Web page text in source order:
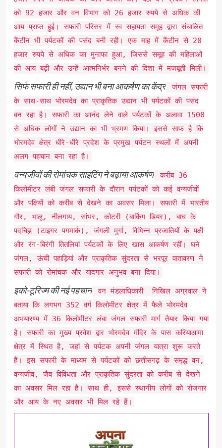
को 92 हजार और वन विभाग को 26 हजार रुपये से अधिक की
आय प्राप्त हुई। सफारी परिसर में स्व-सहायता समूह द्वारा संचालित
कैंटीन भी पर्यटकों की पसंद बनी रही। एक माह में कैंटीन से 20
हजार रुपये से अधिक का मुनाफा हुआ, जिससे समूह की महिलाओं
की आय बढ़ी और उन्हें आत्मनिर्भर बनने की दिशा में मजबूती मिली।
सिर्फ सफारी ही नहीं, उद्यान भी बना आकर्षण का केंद्र
जंगल सफारी
के साथ-साथ भोरमदेव का प्राकृतिक उद्यान भी पर्यटकों की पसंद
बन रहा है। सफारी का आनंद लेने वाले पर्यटकों के अलावा 1500
से अधिक लोगों ने उद्यान का भी भ्रमण किया। इससे साफ है कि
भोरमदेव क्षेत्र धीरे-धीरे प्रदेश के प्रमुख पर्यटन स्थलों में अपनी
अलग पहचान बना रहा है।
वन्यजीवों की रोमांचक साइटिंग ने बढ़ाया आकर्षण
करीब 36
किलोमीटर लंबी जंगल सफारी के दौरान पर्यटकों को कई वन्यजीवों
और पक्षियों को करीब से देखने का अवसर मिला। सफारी में भारतीय
गौर, भालू, नीलगाय, सांभर, कोटरी (बार्किंग डियर), बाघ के
पदचिह्न (टाइगर पगमार्क), जंगली मुर्गा, विभिन्न प्रजातियों के पक्षी
और रंग-बिरंगी तितलियां पर्यटकों के लिए खास आकर्षण रहीं। घने
जंगल, ऊंची पहाड़ियां और प्राकृतिक सुंदरता से भरपूर वातावरण ने
सफारी को रोमांचक और यादगार अनुभव बना दिया।
इको-टूरिज्म की नई पहचान
वन मंडलाधिकारी निखिल अग्रवाल ने
बताया कि लगभग 352 वर्ग किलोमीटर क्षेत्र में फैले भोरमदेव
अभयारण्य में 36 किलोमीटर लंबा जंगल सफारी मार्ग तैयार किया गया
है। सफारी का मुख्य प्रवेश द्वार भोरमदेव मंदिर के पास करियाआमा
क्षेत्र में स्थित है, जहां से पर्यटक अपनी जंगल यात्रा शुरू करते
हैं। इस सफारी के माध्यम से पर्यटकों को छत्तीसगढ़ के समृद्ध वन,
वन्यजीव, जैव विविधता और प्राकृतिक सुंदरता को करीब से देखने
का अवसर मिल रहा है। साथ ही, इससे स्थानीय लोगों को रोजगार
और आय के नए अवसर भी मिल रहे हैं।